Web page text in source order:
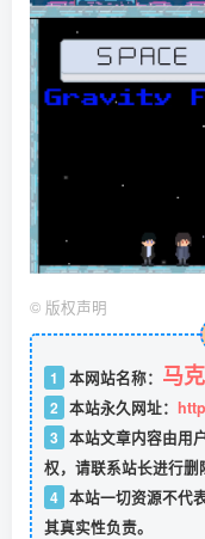
© 版权声明
1 本网站名称： 马
2 本站永久网址：
3 本站文章内容由用
权，请联系站长进行删
4 本站一切资源不代
其真实性负责。